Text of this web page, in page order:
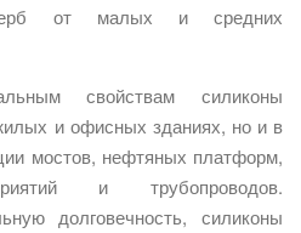
от малых и средних
свойствам силиконы
и офисных зданиях, но и в
мостов, нефтяных платформ,
и трубопроводов.
долговечность, силиконы